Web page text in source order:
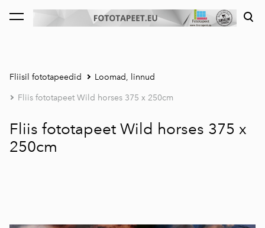
lisati ostukorvi. Vaata ostukorvi
Fliisil fototapeedid Loomad, linnud
Fliis fototapeet Wild horses 375 x 250cm
Fliis fototapeet Wild horses 375 x
250cm